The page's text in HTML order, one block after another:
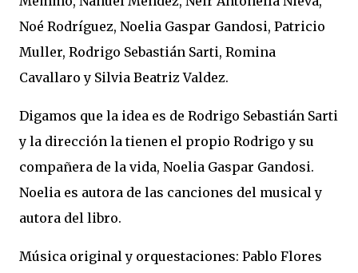
Noé Rodríguez, Noelia Gaspar Gandosi, Patricio
Muller, Rodrigo Sebastián Sarti, Romina
Cavallaro y Silvia Beatriz Valdez.
Digamos que la idea es de Rodrigo Sebastián Sarti
y la dirección la tienen el propio Rodrigo y su
compañera de la vida, Noelia Gaspar Gandosi.
Noelia es autora de las canciones del musical y
autora del libro.
Música original y orquestaciones: Pablo Flores